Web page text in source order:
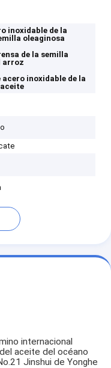
inoxidable de la
oleaginosa
de la semilla
arroz
inoxidable de la
internacional
aceite del océano
Jinshui de Yonghe